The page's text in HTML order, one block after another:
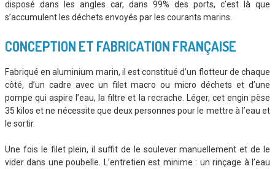
disposé dans les angles car, dans 99% des ports, c’est là que
s’accumulent les déchets envoyés par les courants marins.
CONCEPTION ET FABRICATION FRANÇAISE
Fabriqué en aluminium marin, il est constitué d’un flotteur de chaque
côté, d’un cadre avec un filet macro ou micro déchets et d’une
pompe qui aspire l’eau, la filtre et la recrache. Léger, cet engin pèse
35 kilos et ne nécessite que deux personnes pour le mettre à l’eau et
le sortir.
Une fois le filet plein, il suffit de le soulever manuellement et de le
vider dans une poubelle. L’entretien est minime : un rinçage à l’eau